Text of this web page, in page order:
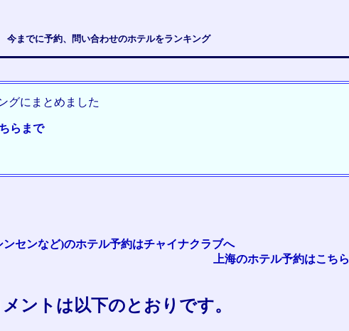
今までに予約、問い合わせのホテルをランキング
グにまとめました
らまで
センなど)のホテル予約はチャイナクラブへ
上海のホテル予約はこちら
ントは以下のとおりです。